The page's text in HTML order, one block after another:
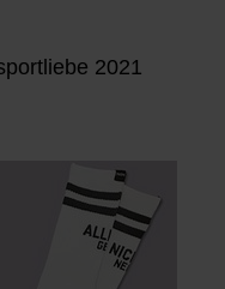
2021